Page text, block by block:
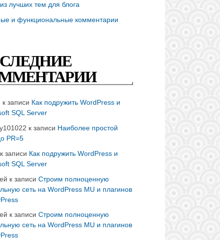
лучших тем для блога
и функциональные комментарии
к записи Как подружить WordPress и
SQL Server
к записи Наиболее простой
PR=5
записи Как подружить WordPress и
SQL Server
к записи Строим полноценную
сеть на WordPress MU и плагинов
к записи Строим полноценную
сеть на WordPress MU и плагинов